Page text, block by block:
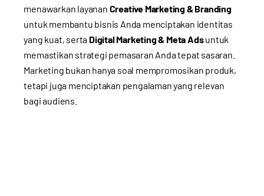
menawarkan layanan Creative Marketing & Branding
untuk membantu bisnis Anda menciptakan identitas
yang kuat, serta Digital Marketing & Meta Adsuntuk
memastikan strategi pemasaran Anda tepat sasaran.
Marketing bukan hanya soal mempromosikan produk,
tetapi juga menciptakan pengalaman yang relevan
bagi audiens.